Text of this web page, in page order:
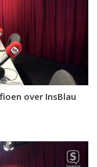
over InsBlau